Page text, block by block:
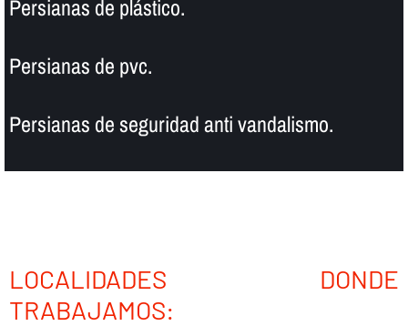
Persianas de plástico.
Persianas de pvc.
Persianas de seguridad anti vandalismo.
LOCALIDADES DONDE
TRABAJAMOS: